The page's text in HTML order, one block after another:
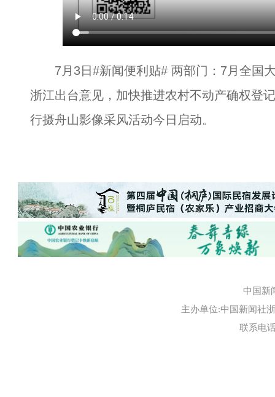
7月3日#新闻便利贴# 两部门：7月全国大
浙江出台意见，加快推进农村不动产确权登
行摄舟山影像采风活动今日启动。
中国新
主办单位:中国新闻社
联系电